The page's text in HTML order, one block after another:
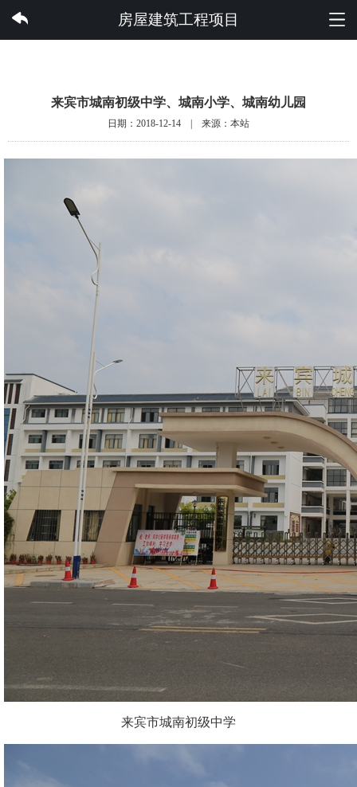
云开集团有限公司
房屋建筑工程项目
来宾市城南初级中学、城南小学、城南幼儿园
日期：2018-12-14 | 来源：本站
来宾市城南初级中学